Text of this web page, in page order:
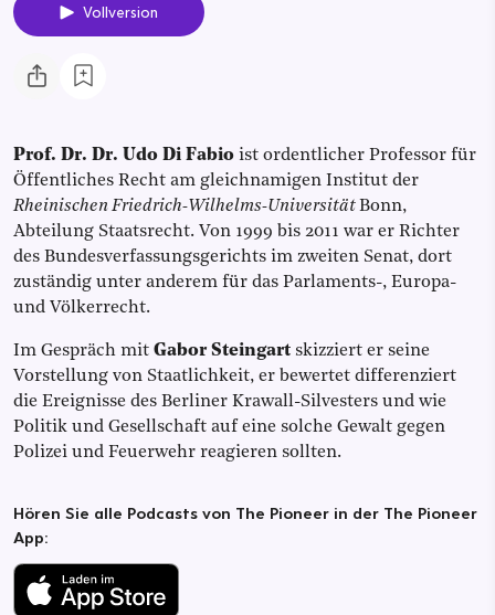
Vollversion
Prof. Dr. Dr. Udo Di Fabio ist ordentlicher Professor für
Öffentliches Recht am gleichnamigen Institut der
Rheinischen Friedrich-Wilhelms-UniversitätBonn,
Abteilung Staatsrecht. Von 1999 bis 2011 war er Richter
des Bundesverfassungsgerichts im zweiten Senat, dort
zuständig unter anderem für das Parlaments-, Europa-
und Völkerrecht.
Im Gespräch mit Gabor Steingart skizziert er seine
Vorstellung von Staatlichkeit, er bewertet differenziert
die Ereignisse des Berliner Krawall-Silvesters und wie
Politik und Gesellschaft auf eine solche Gewalt gegen
Polizei und Feuerwehr reagieren sollten.
Hören Sie alle Podcasts von The Pioneer in der The Pioneer
App: